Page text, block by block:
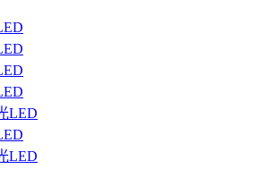
LED
LED